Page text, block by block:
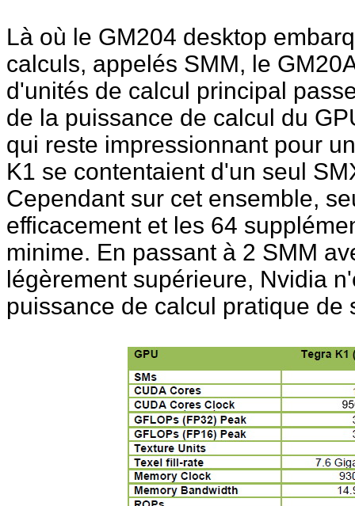
Là où le GM204 desktop
calculs, appelés SMM, le
d'unités de calcul principal
de la puissance de calcul du
qui reste impressionnant pour
K1 se contentaient d'un seul
Cependant sur cet ensemble,
efficacement et les 64
minime. En passant à 2 SMM
légèrement supérieure, Nvidia
puissance de calcul pratique de